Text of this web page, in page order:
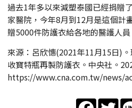
過去1年多以來減塑泰國已經捐贈
家醫院，今年8月到12月是這個計
贈5000件防護衣給各地的醫護人員
來源：呂欣憓(2021年11月15日)
收寶特瓶再製防護衣。中央社。
https://www.cna.com.tw/news/
Facebook